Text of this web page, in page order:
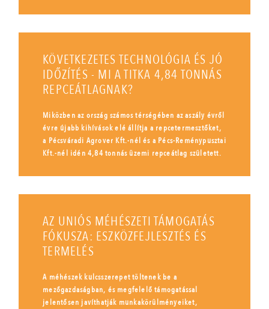
KÖVETKEZETES TECHNOLÓGIA ÉS JÓ
IDŐZÍTÉS - MI A TITKA 4,84 TONNÁS
REPCEÁTLAGNAK?
Miközben az ország számos térségében az aszály évről
évre újabb kihívások elé állítja a repcetermesztőket,
a Pécsváradi Agrover Kft.-nél és a Pécs-Reménypusztai
Kft.-nél idén 4,84 tonnás üzemi repceátlag született.
AZ UNIÓS MÉHÉSZETI TÁMOGATÁS
FÓKUSZA: ESZKÖZFEJLESZTÉS ÉS
TERMELÉS
A méhészek kulcsszerepet töltenek be a
mezőgazdaságban, és megfelelő támogatással
jelentősen javíthatják munkakörülményeiket,